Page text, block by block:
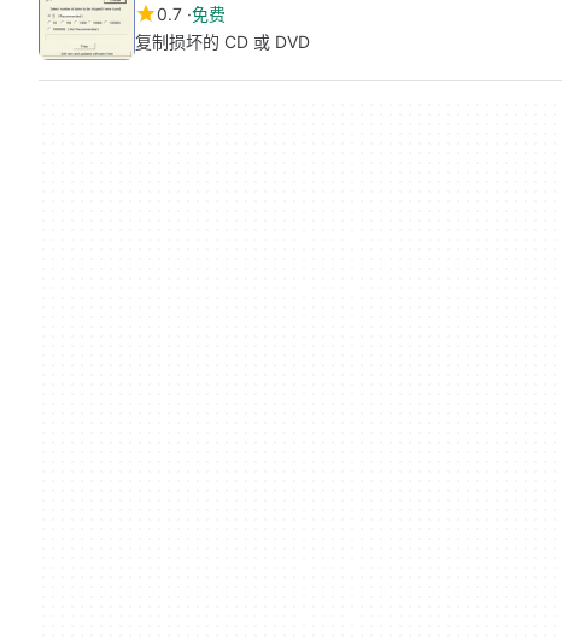
0.7 免费
复制损坏的 CD 或 DVD